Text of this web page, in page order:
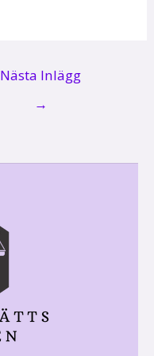
Nästa Inlägg
→